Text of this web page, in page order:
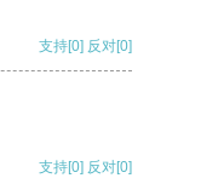
支持[0] 反对[0]
支持[0] 反对[0]